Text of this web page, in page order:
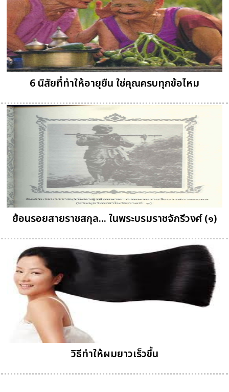
6 นิสัยที่ทำให้อายุยืน ใช่คุณครบทุกข้อไหม
ย้อนรอยสายราชสกุล... ในพระบรมราชจักรีวงศ์ (๑)
วิธีทําให้ผมยาวเร็วขึ้น